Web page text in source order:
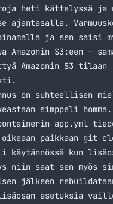
heti kättelyssä ja
ajantasalla.
ja sen saisi
Amazonin S3:een –
Amazonin S3 tilaan
on suhteellisen
simppeli homma.
app.yml
paikkaan git
käytännössä kun
niin saat sen myös
jälkeen
asetuksia